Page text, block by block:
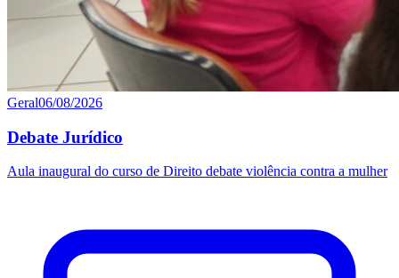
Geral06/08/2026
Debate Jurídico
Aula inaugural do curso de Direito debate violência contra a mulher